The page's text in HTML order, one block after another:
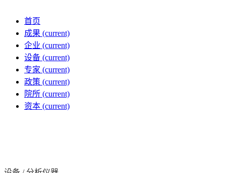
首页
成果 (current)
企业 (current)
设备 (current)
专家 (current)
政策 (current)
院所 (current)
资本 (current)